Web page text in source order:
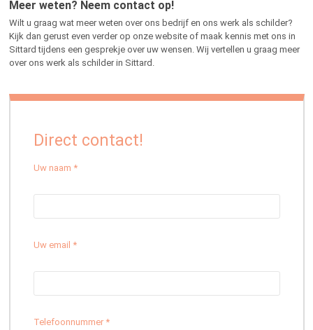
Meer weten? Neem contact op!
Wilt u graag wat meer weten over ons bedrijf en ons werk als schilder?
Kijk dan gerust even verder op onze website of maak kennis met ons in
Sittard tijdens een gesprekje over uw wensen. Wij vertellen u graag meer
over ons werk als schilder in Sittard.
Direct contact!
Uw naam *
Uw email *
Telefoonnummer *